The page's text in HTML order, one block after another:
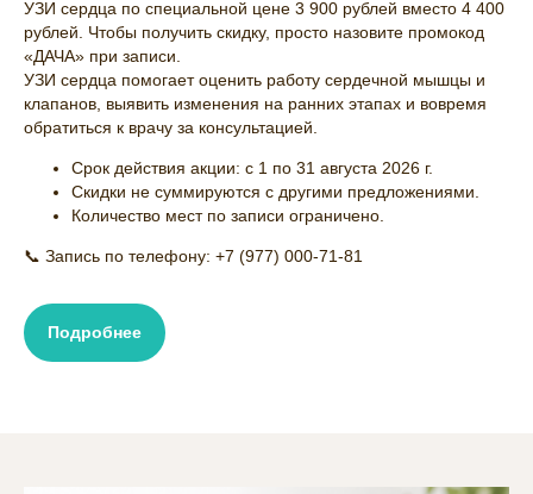
УЗИ сердца по специальной цене 3 900 рублей вместо 4 400
рублей. Чтобы получить скидку, просто назовите промокод
«ДАЧА» при записи.
УЗИ сердца помогает оценить работу сердечной мышцы и
клапанов, выявить изменения на ранних этапах и вовремя
обратиться к врачу за консультацией.
Срок действия акции: с 1 по 31 августа 2026 г.
Скидки не суммируются с другими предложениями.
Количество мест по записи ограничено.
📞 Запись по телефону: +7 (977) 000-71-81
Подробнее